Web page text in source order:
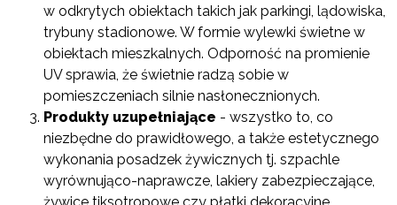
w odkrytych obiektach takich jak parkingi, lądowiska,
trybuny stadionowe. W formie wylewki świetne w
obiektach mieszkalnych. Odporność na promienie
UV sprawia, że świetnie radzą sobie w
pomieszczeniach silnie nasłonecznionych.
Produkty uzupełniające - wszystko to, co
niezbędne do prawidłowego, a także estetycznego
wykonania posadzek żywicznych tj. szpachle
wyrównująco-naprawcze, lakiery zabezpieczające,